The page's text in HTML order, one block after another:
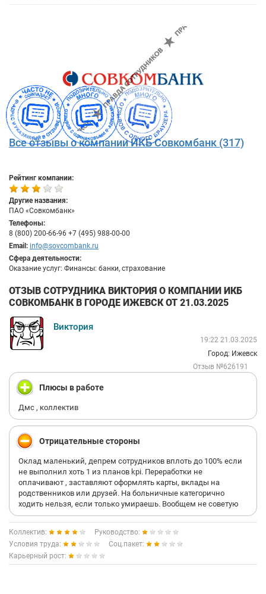
Все отзывы о компании ИКБ Совкомбанк (317)
Рейтинг компании:
Другие названия:
ПАО «Совкомбанк»
Телефоны:
8 (800) 200-66-96 +7 (495) 988-00-00
Email: info@sovcombank.ru
Сфера деятельности:
Оказание услуг: Финансы: банки, страхование
ОТЗЫВ СОТРУДНИКА ВИКТОРИЯ О КОМПАНИИ ИКБ
СОВКОМБАНК В ГОРОДЕ ИЖЕВСК ОТ 21.03.2025
Виктория
19:22 21.03.2025
Город: Ижевск
Отзыв №626191
Плюсы в работе
Дмс , коллектив
Отрицательные стороны
Оклад маленький, депрем сотрудников вплоть до 100% если
не выполнил хоть 1 из планов kpi. Переработки не
оплачивают , заставляют оформлять карты, вклады на
родственников или друзей. На больничные категорично
ходить нельзя, если только умираешь. Вообщем не советую
Коллектив:
Руководство:
Условия труда:
Соц.пакет:
Карьерный рост: